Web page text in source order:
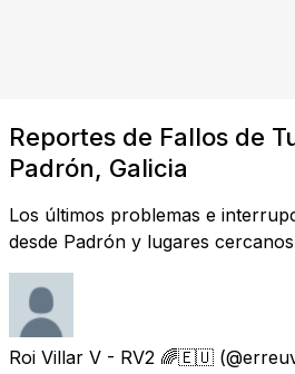
Reportes de Fallos de
Padrón, Galicia
Los últimos problemas e
desde Padrón y lugares
Roi Villar V - RV2 🌈🇪🇺